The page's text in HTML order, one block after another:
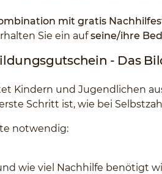
mit gratis
Sie ein aufseine/ihre
- Das
Kindern und Jugendlichen
Schritt ist, wie bei
notwendig:
wie viel Nachhilfe benötigt